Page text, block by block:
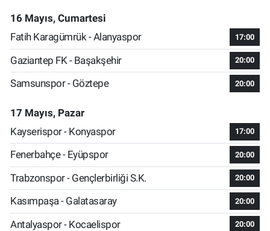
16 Mayıs, Cumartesi
Fatih Karagümrük - Alanyaspor
17:00
Gaziantep FK - Başakşehir 20:00
Samsunspor - Göztepe 20:00
17 Mayıs, Pazar
Kayserispor - Konyaspor
17:00
Fenerbahçe - Eyüpspor 20:00
Trabzonspor - Gençlerbirliği S.K. 20:00
Kasımpaşa - Galatasaray 20:00
Antalyaspor - Kocaelispor 20:00